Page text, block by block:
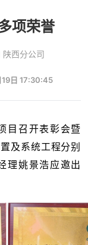
项荣誉
陕西分公司
19日 17:30:45
目召开表彰会暨
及系统工程分别
理姚景浩应邀出